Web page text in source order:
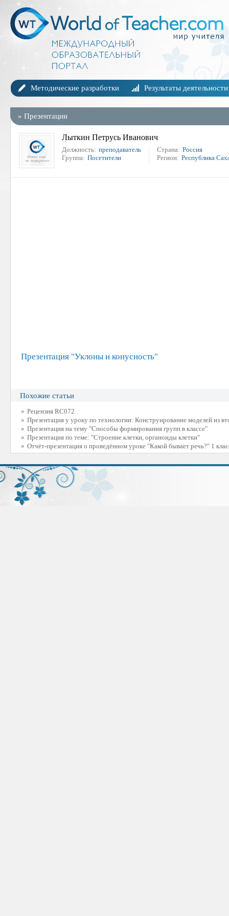
Методические разработки Результаты деятельности
» Презентации
Лыткин Петрусь Иванович
Должность: преподаватель
Группа: Посетители
Страна: Россия
Регион: Республика
Презентация "Уклоны и конусность"
Похожие статьи
» Рецензия RC072
» Презентация у уроку по технологии: Конструирование моделей из
» Презентация на тему "Способы формирования групп в классе"
» Презентация по теме: "Строение клетки, органоиды клетки"
» Отчёт-презентация о проведённом уроке "Какой бывает речь?" 1